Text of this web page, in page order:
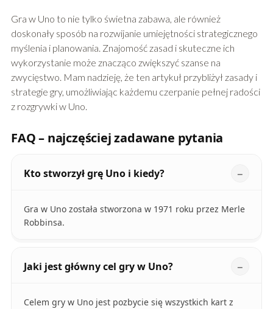
Gra w Uno to nie tylko świetna zabawa, ale również
doskonały sposób na rozwijanie umiejętności strategicznego
myślenia i planowania. Znajomość zasad i skuteczne ich
wykorzystanie może znacząco zwiększyć szanse na
zwycięstwo. Mam nadzieję, że ten artykuł przybliżył zasady i
strategie gry, umożliwiając każdemu czerpanie pełnej radości
z rozgrywki w Uno.
FAQ – najczęściej zadawane pytania
Kto stworzył grę Uno i kiedy?
Gra w Uno została stworzona w 1971 roku przez Merle
Robbinsa.
Jaki jest główny cel gry w Uno?
Celem gry w Uno jest pozbycie się wszystkich kart z